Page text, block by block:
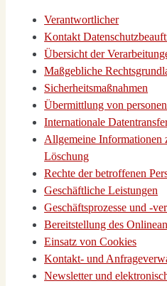
Ver­ant­wort­li­cher
Kon­takt
Über­sicht der
Maß­geb­li­che
Sicher­heits­maß­nah­men
Über­mitt­lung von
Inter­na­tio­na­le
All­ge­mei­ne Infor­ma­tio­nen
Löschung
Rech­te der betrof­fe­nen
Geschäft­li­che Leis­tun­gen
Geschäfts­pro­zes­se und
Bereit­stel­lung des
Ein­satz von Coo­kies
Kon­takt- und
News­let­ter und